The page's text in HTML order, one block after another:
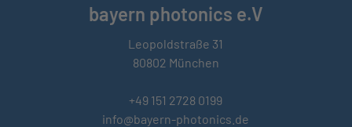
bayern photonics e.V
Leopoldstraße 31
80802 München
+49 151 2728 0199
info@bayern-photonics.de